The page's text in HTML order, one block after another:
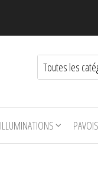
ILLUMINATIONS